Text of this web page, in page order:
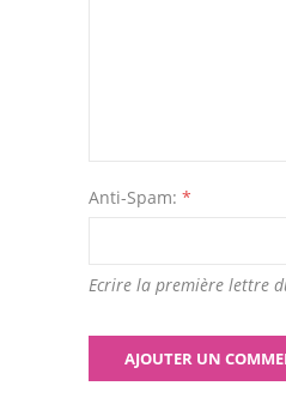
Anti-Spam: *
Ecrire la première lettre